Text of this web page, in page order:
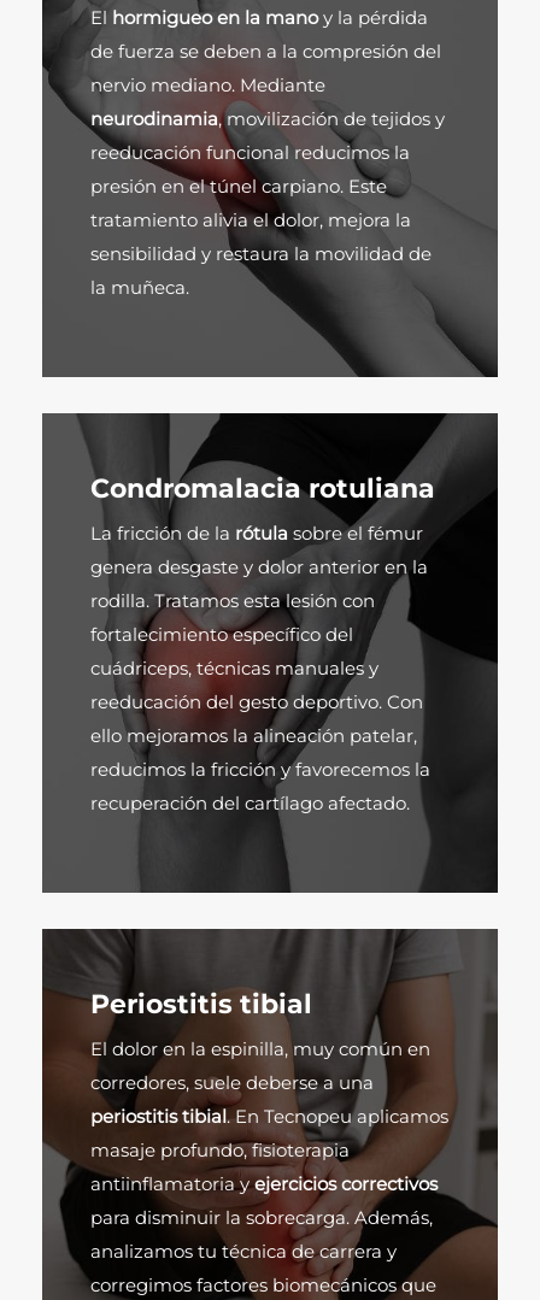
El hormigueo en la manoy la pérdida
de fuerza se deben a la compresión del
nervio mediano. Mediante
neurodinamia, movilización de tejidos y
reeducación funcional reducimos la
presión en el túnel carpiano. Este
tratamiento alivia el dolor, mejora la
sensibilidad y restaura la movilidad de
la muñeca.
Condromalacia rotuliana
La fricción de la rótula sobre el fémur
genera desgaste y dolor anterior en la
rodilla. Tratamos esta lesión con
fortalecimiento específico del
cuádriceps, técnicas manuales y
reeducación del gesto deportivo. Con
ello mejoramos la alineación patelar,
reducimos la fricción y favorecemos la
recuperación del cartílago afectado.
Periostitis tibial
El dolor en la espinilla, muy común en
corredores, suele deberse a una
periostitis tibial. En Tecnopeu aplicamos
masaje profundo, fisioterapia
antiinflamatoria yejercicios correctivos
para disminuir la sobrecarga. Además,
analizamos tu técnica de carrera y
corregimos factores biomecánicos que